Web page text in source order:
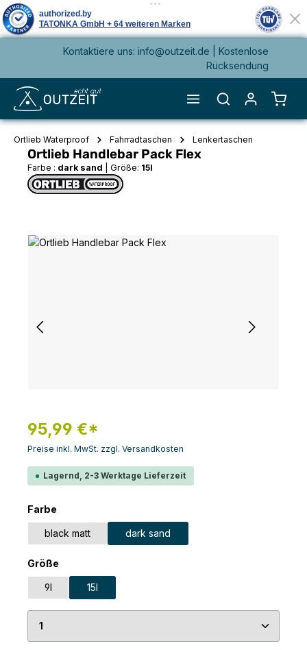
springenKontaktiere uns: info@outzeit.de | Kostenlose
Rücksendung
Ortlieb Waterproof Fahrradtaschen Lenkertaschen
Ortlieb Handlebar Pack Flex
Farbe : dark sand Größe: 15l
Bildergalerie überspringen
95,99 €*
Preise inkl. MwSt. zzgl. Versandkosten
Lagernd, 2-3 Werktage Lieferzeit
Farbeauswählen
black matt dark sand
Größeauswählen
9l 15l
Produkt Anzahl: Gib den gewünschten Wert